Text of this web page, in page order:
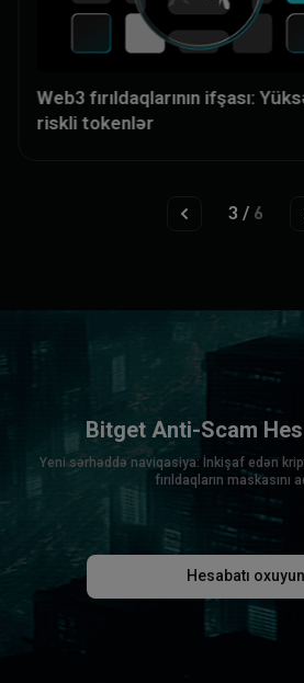
Web3 fırıldaqlarının ifşası:
riskli tokenlər
3 / 6
Bitget Anti-Scam
Yeni sərhəddə naviqasiya: İnkişaf edən
fırıldaqların maskasını
Hesabatı oxuyun